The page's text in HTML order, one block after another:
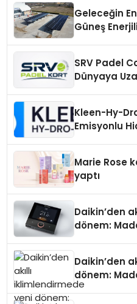
Geleceğin
Güneş
SRV Padel
Dünyaya
Kleen-Hy-
Emisyonlu
Marie Rose
yaptı
Daikin’den
dönem:
Daikin’den
dönem: